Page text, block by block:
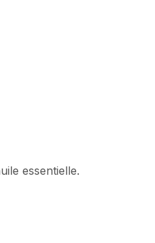
essentielle.